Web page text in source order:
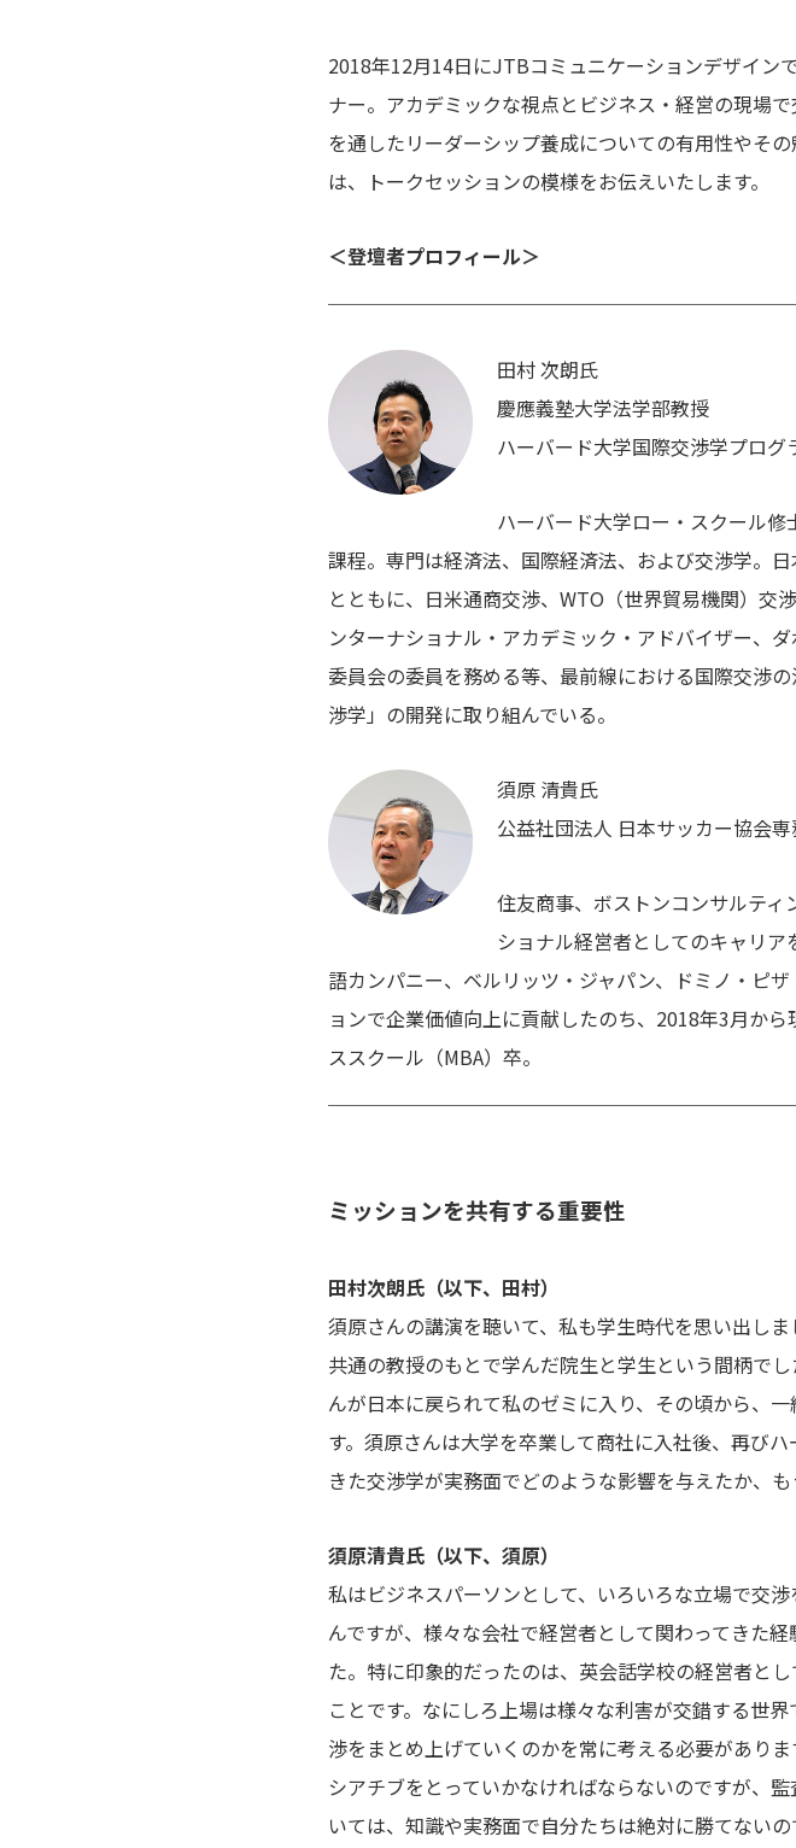
2018年12月14日にJTBコミュニケーションデザイン
ナー。アカデミックな視点とビジネス・経営の現場
を通したリーダーシップ養成についての有用性やそ
は、トークセッションの模様をお伝えいたします。
＜登壇者プロフィール＞
田村 次朗氏
慶應義塾大学法学部教授
ハーバード大学国際交渉学プロ
ハーバード大学ロー・スクール
課程。専門は経済法、国際経済法、および交渉学。
とともに、日米通商交渉、WTO（世界貿易機関）交
ンターナショナル・アカデミック・アドバイザー、
委員会の委員を務める等、最前線における国際交渉
渉学」の開発に取り組んでいる。
須原 清貴氏
公益社団法人 日本サッカー協会
住友商事、ボストンコンサルティ
ショナル経営者としてのキャリ
語カンパニー、ベルリッツ・ジャパン、ドミノ・ピ
ョンで企業価値向上に貢献したのち、2018年3月か
ススクール（MBA）卒。
ミッションを共有する重要性
田村次朗氏（以下、田村）
須原さんの講演を聴いて、私も学生時代を思い出し
共通の教授のもとで学んだ院生と学生という間柄で
んが日本に戻られて私のゼミに入り、その頃から、
す。須原さんは大学を卒業して商社に入社後、再び
きた交渉学が実務面でどのような影響を与えたか、も
須原清貴氏（以下、須原）
私はビジネスパーソンとして、いろいろな立場で交
んですが、様々な会社で経営者として関わってきた
た。特に印象的だったのは、英会話学校の経営者と
ことです。なにしろ上場は様々な利害が交錯する世
渉をまとめ上げていくのかを常に考える必要があり
シアチブをとっていかなければならないのですが、
いては、知識や実務面で自分たちは絶対に勝てない